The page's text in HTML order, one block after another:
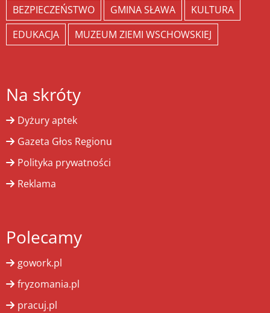
BEZPIECZEŃSTWO
GMINA SŁAWA
KULTURA
EDUKACJA
MUZEUM ZIEMI WSCHOWSKIEJ
Na skróty
Dyżury aptek
Gazeta Głos Regionu
Polityka prywatności
Reklama
Polecamy
gowork.pl
fryzomania.pl
pracuj.pl